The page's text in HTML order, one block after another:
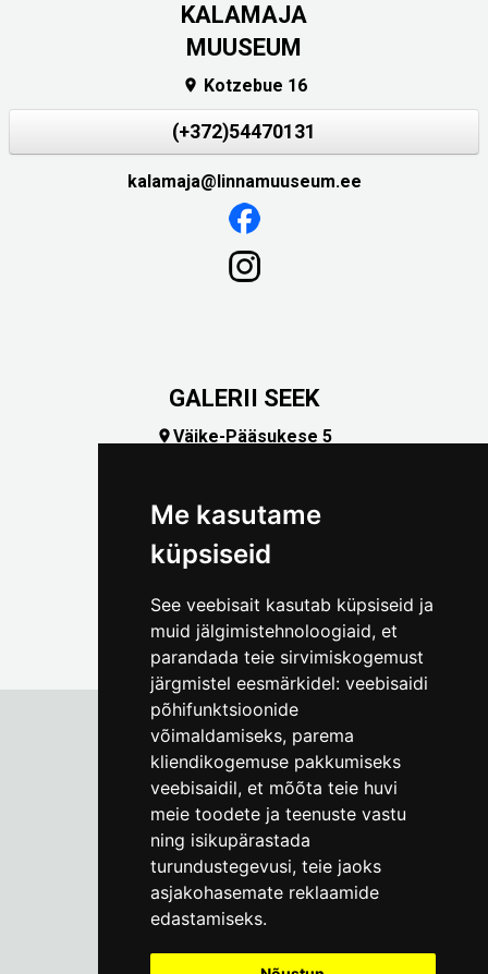
Me kasutame
küpsiseid
See veebisait kasutab küpsiseid ja
muid jälgimistehnoloogiaid, et
parandada teie sirvimiskogemust
järgmistel eesmärkidel: veebisaidi
põhifunktsioonide
võimaldamiseks, parema
kliendikogemuse pakkumiseks
veebisaidil, et mõõta teie huvi
meie toodete ja teenuste vastu
ning isikupärastada
turundustegevusi, teie jaoks
asjakohasemate reklaamide
edastamiseks.
KALAMAJA
MUUSEUM
 Kotzebue 16
(+372)54470131
kalamaja@linnamuuseum.ee
GALERII SEEK
Väike-Pääsukese 5
Tallinna Linnamuuseum
Vene 17
E-R kell 9-17(+372) 610 4178
info@linnamuuseum.ee
Küpsisepoliitika